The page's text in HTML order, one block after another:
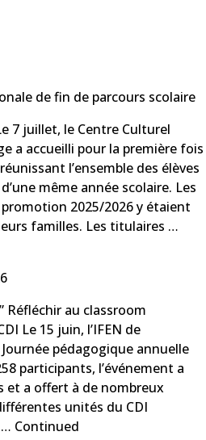
de fin de parcours scolaire
7 juillet, le Centre Culturel
a accueilli pour la première fois
l’ensemble des élèves
même année scolaire. Les
2025/2026 y étaient
familles. Les titulaires …
Réfléchir au classroom
Le 15 juin, l’IFEN de
pédagogique annuelle
participants, l’événement a
et a offert à de nombreux
unités du CDI
… Continued